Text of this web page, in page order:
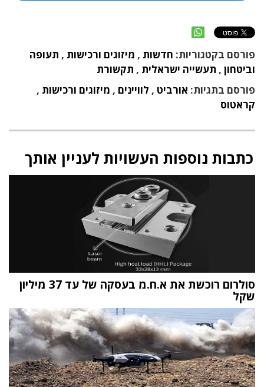
פורסם בקטגוריות: חדשות , מיזוגים ורכישות , תעופה
וביטחון , תעשייה ישראלית , תקשורת
פורסם בתגיות: אורביט , לוויינים , מיזוגים ורכישות ,
קראטוס
כתבות נוספות העשויות לעניין אותך
סולרום רוכשת את א.ח.מ בעסקה של עד 37 מיליון
שקל